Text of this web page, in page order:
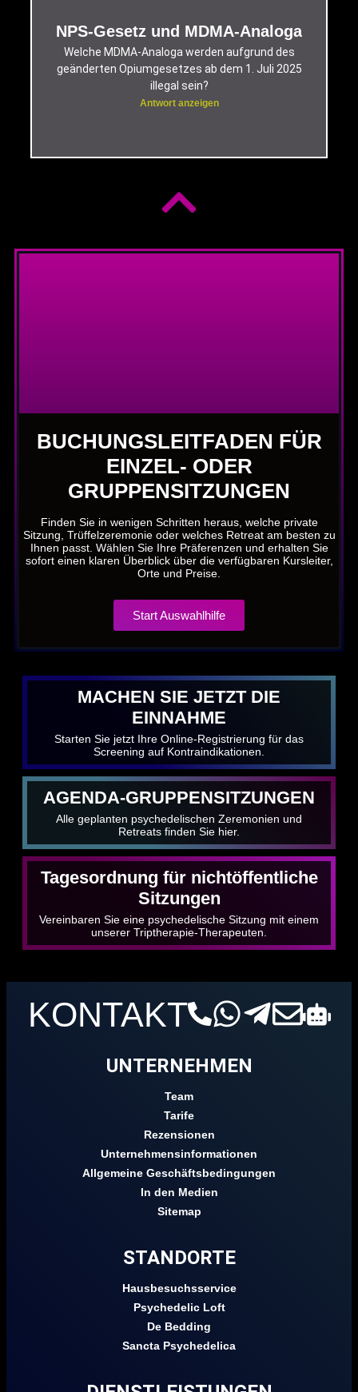
NPS-Gesetz und MDMA-Analoga
Welche MDMA-Analoga werden aufgrund des
geänderten Opiumgesetzes ab dem 1. Juli 2025
illegal sein?
Antwort anzeigen
BUCHUNGSLEITFADEN FÜR
EINZEL- ODER
GRUPPENSITZUNGEN
Finden Sie in wenigen Schritten heraus, welche private
Sitzung, Trüffelzeremonie oder welches Retreat am besten zu
Ihnen passt. Wählen Sie Ihre Präferenzen und erhalten Sie
sofort einen klaren Überblick über die verfügbaren Kursleiter,
Orte und Preise.
Start Auswahlhilfe
MACHEN SIE JETZT DIE
EINNAHME
Starten Sie jetzt Ihre Online-Registrierung für das
Screening auf Kontraindikationen.
AGENDA-GRUPPENSITZUNGEN
Alle geplanten psychedelischen Zeremonien und
Retreats finden Sie hier.
Tagesordnung für nichtöffentliche
Sitzungen
Vereinbaren Sie eine psychedelische Sitzung mit einem
unserer Triptherapie-Therapeuten.
KONTAKT
UNTERNEHMEN
Team
Tarife
Rezensionen
Unternehmensinformationen
Allgemeine Geschäftsbedingungen
In den Medien
Sitemap
STANDORTE
Hausbesuchsservice
Psychedelic Loft
De Bedding
Sancta Psychedelica